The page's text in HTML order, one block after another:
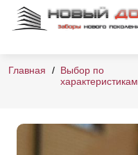
Главная
Выбор по
характеристикам